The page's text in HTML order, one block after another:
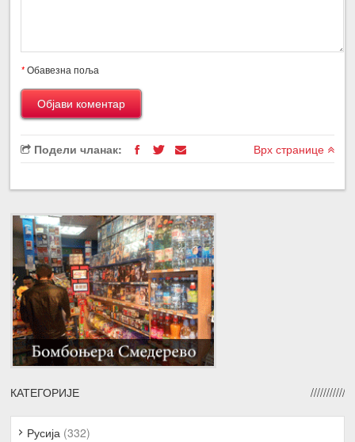
*Обавезна поља
Подели чланак: Врх странице
КАТЕГОРИЈЕ
Русија (332)